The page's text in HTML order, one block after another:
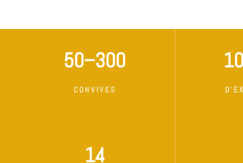
50–300
CONVIVES
14